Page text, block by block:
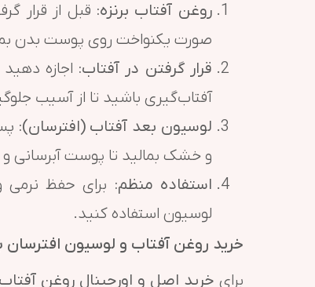
روغن آفتاب برنزه: قبل از قرار
صورت یکنواخت روی پوست بدن
قرار گرفتن در آفتاب: اجازه
آفتاب‌گیری باشید تا از آسیب
لوسیون بعد آفتاب (افترسان):
و خشک بمالید تا پوست آبرسانی
استفاده منظم: برای حفظ نرمی
لوسیون استفاده کنید.
خرید روغن آفتاب و لوسیون افترسان
برای خرید اصل و اورجینال روغن آفتاب